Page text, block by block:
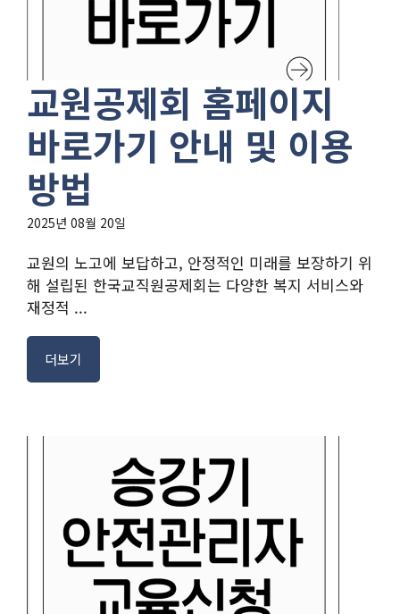
교원공제회 홈페이지
바로가기 안내 및 이용
방법
2025년 08월 20일
교원의 노고에 보답하고, 안정적인 미래를 보장하기 위
해 설립된 한국교직원공제회는 다양한 복지 서비스와
재정적 ...
더보기